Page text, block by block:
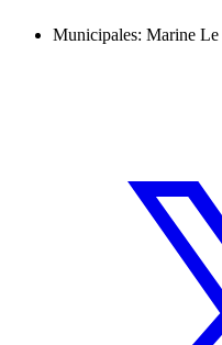
Municipales: Marine